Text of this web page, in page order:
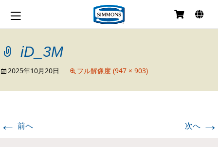
ン
へ
動
iD_3M
2025年10月20日 フル解像度 (947 × 903)
← 前へ 次へ →